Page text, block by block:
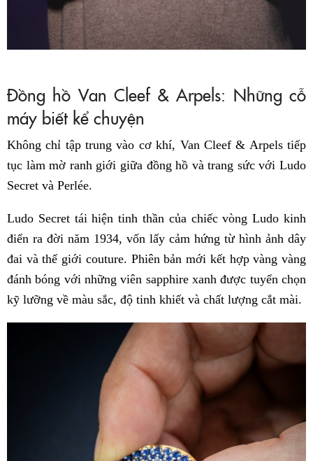
Đồng hồ Van Cleef & Arpels: Những cỗ
máy biết kể chuyện
Không chỉ tập trung vào cơ khí, Van Cleef & Arpels tiếp
tục làm mờ ranh giới giữa đồng hồ và trang sức với Ludo
Secret và Perlée.
Ludo Secret tái hiện tinh thần của chiếc vòng Ludo kinh
điển ra đời năm 1934, vốn lấy cảm hứng từ hình ảnh dây
đai và thế giới couture. Phiên bản mới kết hợp vàng vàng
đánh bóng với những viên sapphire xanh được tuyển chọn
kỹ lưỡng về màu sắc, độ tinh khiết và chất lượng cắt mài.